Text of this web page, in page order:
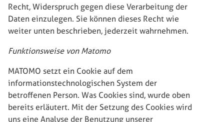
Recht, Widerspruch gegen diese Verarbeitung der
Daten einzulegen. Sie können dieses Recht wie
weiter unten beschrieben, jederzeit wahrnehmen.
Funktionsweise von Matomo
MATOMO setzt ein Cookie auf dem
informationstechnologischen System der
betroffenen Person. Was Cookies sind, wurde oben
bereits erläutert. Mit der Setzung des Cookies wird
uns eine Analyse der Benutzung unserer